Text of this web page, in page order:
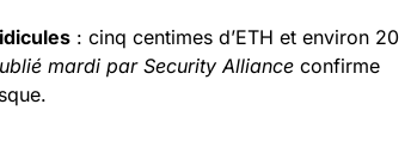
: cinq centimes d’ETH et environ 20
mardi par Security Alliance confirme